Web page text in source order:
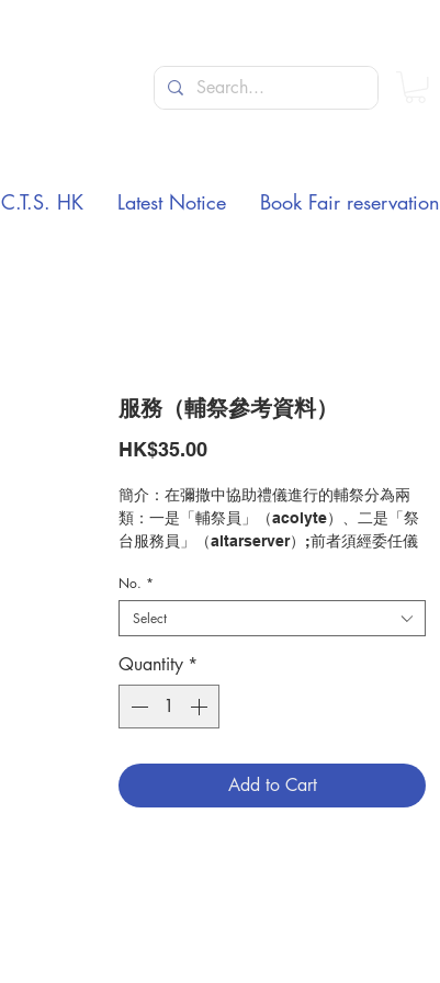
服務（輔祭參考資料）
HK$35.00Price
簡介：在彌撒中協助禮儀進行的輔祭分為兩
類：一是「輔祭員」（acolyte）、二是「祭
台服務員」（altarserver）;前者須經委任儀
「輔祭員」的主要職務是服務祭台及協助送聖
體聖血。服務祭台的工作包括準備祭台、清理
祭器等。
「祭台服務員」並不用領受授職儀式或委任儀
式。他們通常年紀較輕，職務也沒有嚴格的規
定或區分，但中文慣常把輔祭員和祭台服務
員，統稱為「輔祭」。
作者：梁定國神父
出版：慈幼
No. *
Select
Quantity *
Add to Cart
C.T.S. HK Latest Notice Book Fair reservation